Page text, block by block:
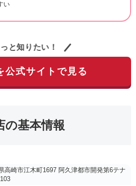
い
と知りたい！
公式サイトで見る
の基本情報
高崎市江木町1697 阿久津都市開発第6テナ